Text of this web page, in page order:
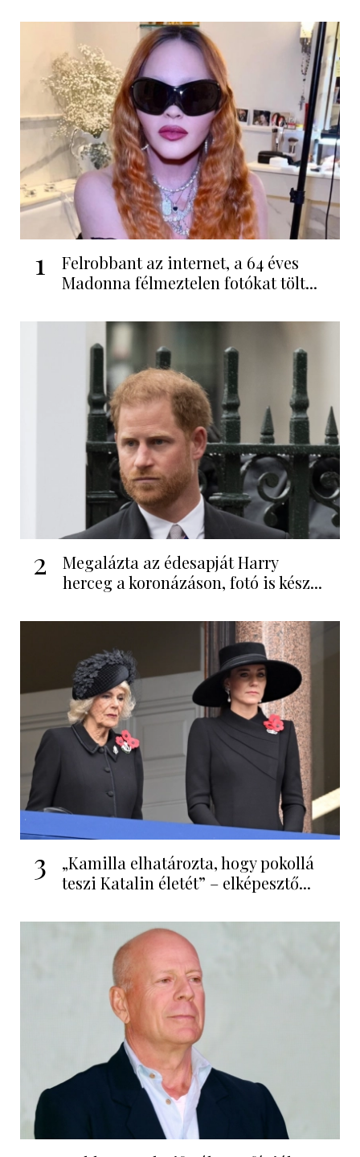
1
Felrobbant az internet, a 64 éves
Madonna félmeztelen fotókat tölt...
2
Megalázta az édesapját Harry
herceg a koronázáson, fotó is kész...
3
„Kamilla elhatározta, hogy pokollá
teszi Katalin életét” – elképesztő...